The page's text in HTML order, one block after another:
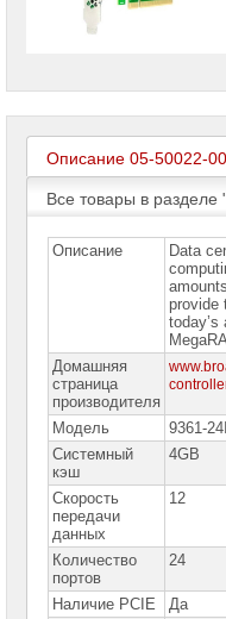
лампы
Brand
Name
Моноблоки
Brand
Компьютеры
плоттеры
МФУ
Серверы
Brand
Name
Пассивное
сетевое
оборудование
Активное
сетевое
оборудование
Описание 05-50022-00
Все товары в разделе
Описание
Data
provide
Домашняя
страница
производителя
Модель
9361-24I
Системный
кэш
4GB
Скорость
передачи
данных
12
Количество
портов
24
Наличие PCIE
Да